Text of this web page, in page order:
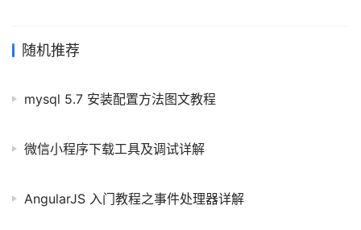
随机推荐
mysql 5.7 安装配置方法图文教程
微信小程序下载工具及调试详解
AngularJS 入门教程之事件处理器详解